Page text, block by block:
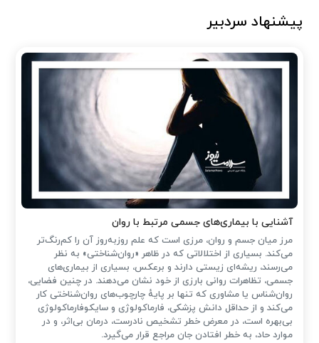
پیشنهاد سردبیر
آشنایی با بیماری‌های جسمی مرتبط با روان
مرز میان جسم و روان، مرزی است که علم روزبه‌روز آن را کم‌رنگ‌تر
می‌کند. بسیاری از اختلالاتی که در ظاهر «روان‌شناختی» به نظر
می‌رسند، ریشه‌ای زیستی دارند و برعکس، بسیاری از بیماری‌های
جسمی، تظاهرات روانی بارزی از خود نشان می‌دهند. در چنین فضایی،
روان‌شناس یا مشاوری که تنها بر پایهٔ چارچوب‌های روان‌شناختی کار
می‌کند و از حداقل دانش پزشکی، فارماکولوژی و سایکوفارماکولوژی
بی‌بهره است، در معرض خطر تشخیص نادرست، درمان بی‌اثر، و در
موارد حاد، به خطر افتادن جان مراجع قرار می‌گیرد.